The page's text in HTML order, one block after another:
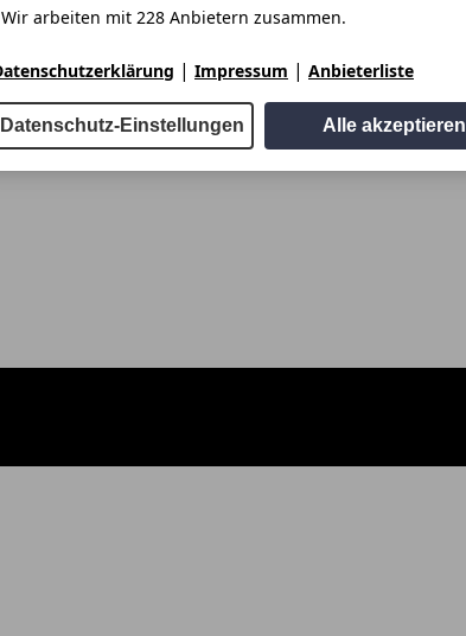
Wir arbeiten mit 228 Anbietern zusammen.
| Impressum | Anbieterliste
Datenschutz-Einstellungen Alle akzeptieren